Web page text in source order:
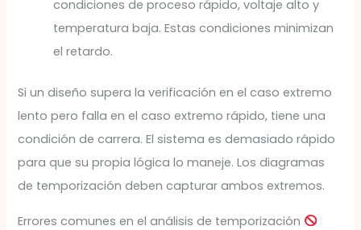
condiciones de proceso rápido, voltaje alto y
temperatura baja. Estas condiciones minimizan
el retardo.
Si un diseño supera la verificación en el caso extremo
lento pero falla en el caso extremo rápido, tiene una
condición de carrera. El sistema es demasiado rápido
para que su propia lógica lo maneje. Los diagramas
de temporización deben capturar ambos extremos.
Errores comunes en el análisis de temporización